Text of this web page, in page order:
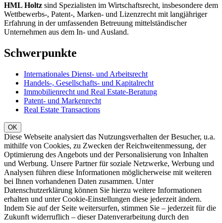
HML Holtz sind Spezialisten im Wirtschaftsrecht, insbesondere dem
Wettbewerbs-, Patent-, Marken- und Lizenzrecht mit langjähriger
Erfahrung in der umfassenden Betreuung mittelständischer
Unternehmen aus dem In- und Ausland.
Schwerpunkte
Internationales Dienst- und Arbeitsrecht
Handels-, Gesellschafts- und Kapitalrecht
Immobilienrecht und Real Estate-Beratung
Patent- und Markenrecht
Real Estate Transactions
Diese Webseite analysiert das Nutzungsverhalten der Besucher, u.a.
mithilfe von Cookies, zu Zwecken der Reichweitenmessung, der
Optimierung des Angebots und der Personalisierung von Inhalten
und Werbung. Unsere Partner für soziale Netzwerke, Werbung und
Analysen führen diese Informationen möglicherweise mit weiteren
bei Ihnen vorhandenen Daten zusammen. Unter
Datenschutzerklärung können Sie hierzu weitere Informationen
erhalten und unter Cookie-Einstellungen diese jederzeit ändern.
Indem Sie auf der Seite weitersurfen, stimmen Sie – jederzeit für die
Zukunft widerruflich – dieser Datenverarbeitung durch den